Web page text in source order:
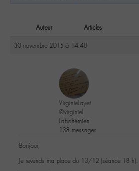
Auteur Articles
30 novembre 2015 à 14:48
VirginieLayet
@virginiel
Labohémien
138 messages
Bonjour,
Je revends ma place du 13/12 (séance 18 h).